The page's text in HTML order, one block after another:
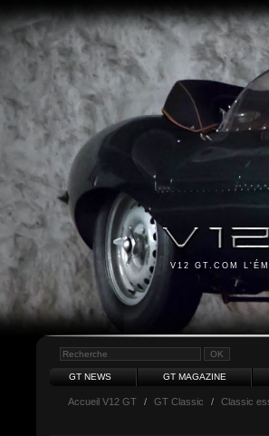
V12 GT.COM
GT NEWS GT MAGAZINE
Accueil V12 GT / GT Classic / Classic